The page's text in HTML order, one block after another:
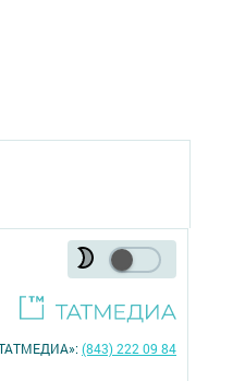
(843) 222 09 84